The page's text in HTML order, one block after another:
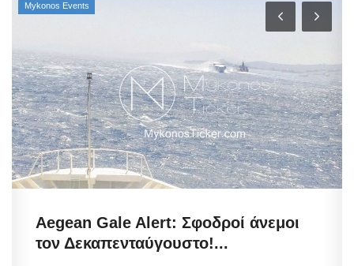
Mykonos Events
Aegean Gale Alert: Σφοδροί άνεμοι
τον Δεκαπενταύγουστο!...